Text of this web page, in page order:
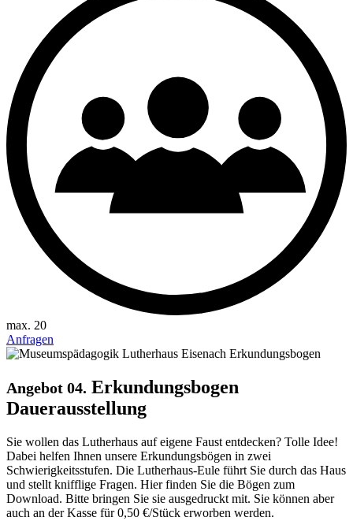
max. 20
Anfragen
Angebot 04. Erkundungsbogen
Dauerausstellung
Sie wollen das Lutherhaus auf eigene Faust entdecken? Tolle Idee!
Dabei helfen Ihnen unsere Erkundungs­bögen in zwei
Schwierigkeitsstufen. Die Lutherhaus-Eule führt Sie durch das Haus
und stellt knifflige Fragen. Hier finden Sie die Bögen zum
Download. Bitte bringen Sie sie ausgedruckt mit. Sie können aber
auch an der Kasse für 0,50 €/Stück er­worben werden.